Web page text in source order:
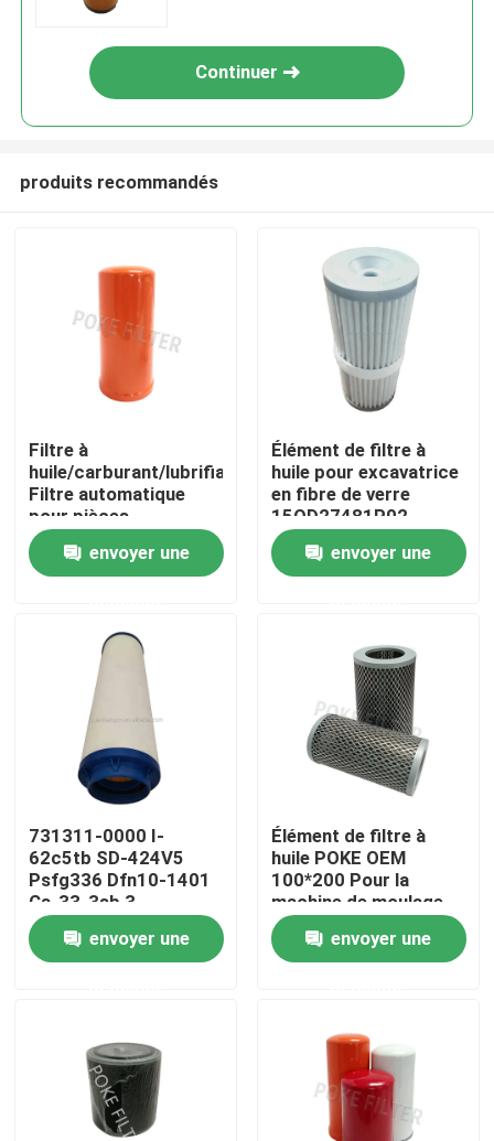
Accueil
A propos de nous
Contacts
Produits
Vidéos
Élément de filtre hydraulique
Élément de filtre à huile
Élément de filtre à air
Cartouche filtrante de pompe à vide
Continuer
produits recommandés
Filtre à
huile/carburant/lubrifiant
Filtre automatique
pour pièces
automobiles Lf9032
So 10094 Re572785
P550595
envoyer une
Élément de filtre à
huile pour excavatrice
en fibre de verre
15OD27481P02
envoyer une
731311-0000 I-
62c5tb SD-424V5
Psfg336 Dfn10-1401
Ca-33-3sb 3
Cartouches de
refroidisseur Filtre de
séparation huile et eau
envoyer une
Élément de filtre à
huile POKE OEM
100*200 Pour la
machine de moulage
par injection haïtienne
MFR
envoyer une